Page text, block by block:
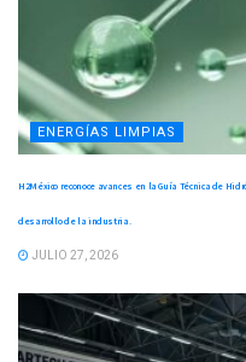
ENERGÍAS LIMPIAS
H2México reconoce avances en la Guía Técnica de
desarrollo de la industria.
JULIO 27, 2026